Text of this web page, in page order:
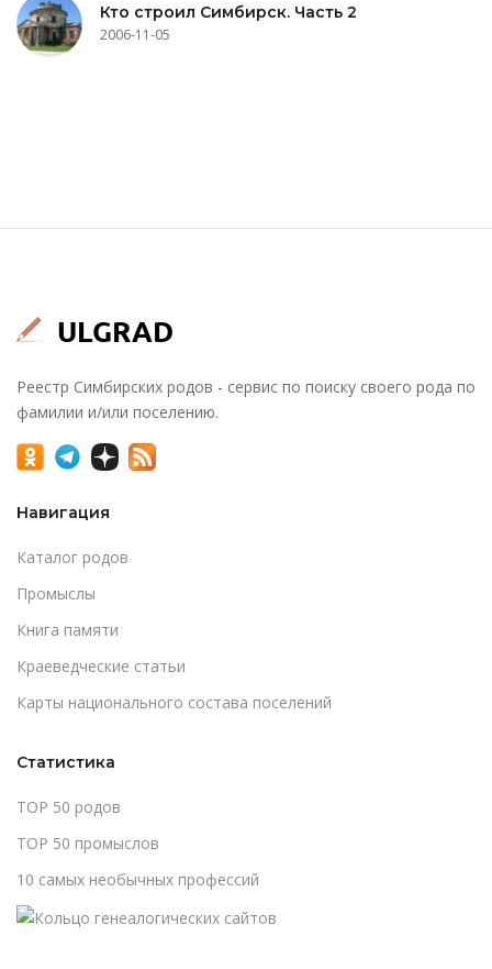
Кто строил Симбирск. Часть 2
2006-11-05
Реестр Симбирских родов - сервис по поиску своего рода по
фамилии и/или поселению.
Навигация
Каталог родов
Промыслы
Книга памяти
Краеведческие статьи
Карты национального состава поселений
Статистика
TOP 50 родов
TOP 50 промыслов
10 самых необычных профессий